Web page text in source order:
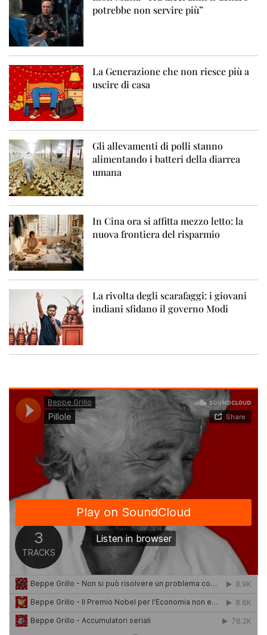
potrebbe non servire più”
La Generazione che non riesce più a
uscire di casa
Gli allevamenti di polli stanno
alimentando i batteri della diarrea
umana
In Cina ora si affitta mezzo letto: la
nuova frontiera del risparmio
La rivolta degli scarafaggi: i giovani
indiani sfidano il governo Modi